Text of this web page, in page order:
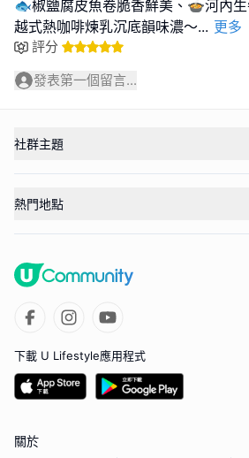
🐟椒鹽腐皮魚卷脆香鮮美、🍲河內
越式熱咖啡煉乳沉底韻味濃～... 更多
評分
發表第一個留言...
社群主題
熱門地點
下載 U Lifestyle應用程式
關於